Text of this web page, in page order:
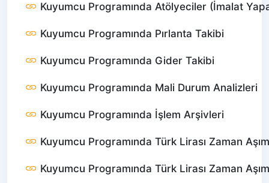
Kuyumcu Programında Atölyeciler (İmalat
Kuyumcu Programında Pırlanta Takibi
Kuyumcu Programında Gider Takibi
Kuyumcu Programında Mali Durum Analizleri
Kuyumcu Programında İşlem Arşivleri
Kuyumcu Programında Türk Lirası Zaman
Kuyumcu Programında Türk Lirası Zaman